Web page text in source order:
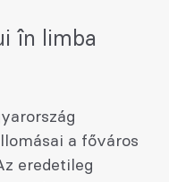
în limba
a főváros
eredetileg